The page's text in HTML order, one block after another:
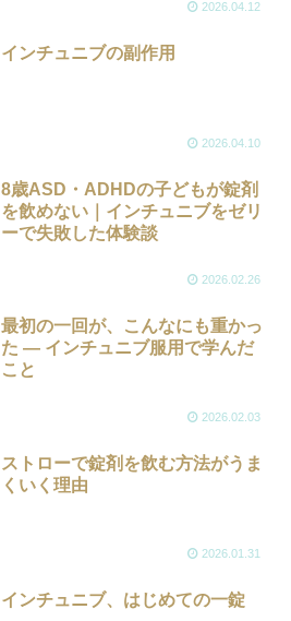
2026.04.12
インチュニブの副作用
2026.04.10
8歳ASD・ADHDの子どもが錠剤
を飲めない｜インチュニブをゼリ
ーで失敗した体験談
2026.02.26
最初の一回が、こんなにも重かっ
た ― インチュニブ服用で学んだ
こと
2026.02.03
ストローで錠剤を飲む方法がうま
くいく理由
2026.01.31
インチュニブ、はじめての一錠